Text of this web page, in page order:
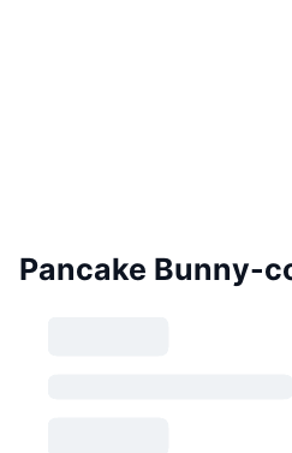
Pancake Bunny-